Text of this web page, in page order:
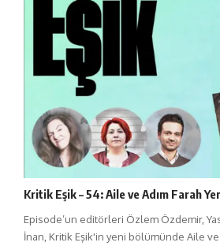
Kritik Eşik – 54: Aile ve Adım Farah
Episode’un editörleri Özlem Özdemir,
İnan, Kritik Eşik'in yeni bölümünde Aile ve